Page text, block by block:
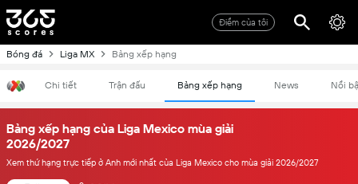
Điểm của tôi
Bóng đá Liga MX Bảng xếp hạng
Chi tiết Trận đấu Bảng xếp hạng News Nổi
Bảng xếp hạng của Liga Mexico mùa giải
2026/2027
Xem thứ hạng trực tiếp ở Anh mới nhất của Liga Mexico cho mùa giải 2026/2027